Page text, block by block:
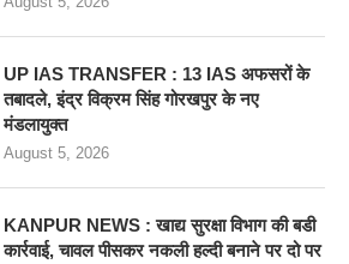
UP IAS TRANSFER : 13 IAS अफसरों के
तबादले, इंद्र विक्रम सिंह गोरखपुर के नए
मंडलायुक्त
August 5, 2026
KANPUR NEWS : खाद्य सुरक्षा विभाग की बडी
कार्रवाई, चावल पीसकर नकली हल्दी बनाने पर दो पर